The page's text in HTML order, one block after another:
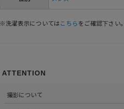
※洗濯表示については こちら をご確認下さい。
ATTENTION
撮影について